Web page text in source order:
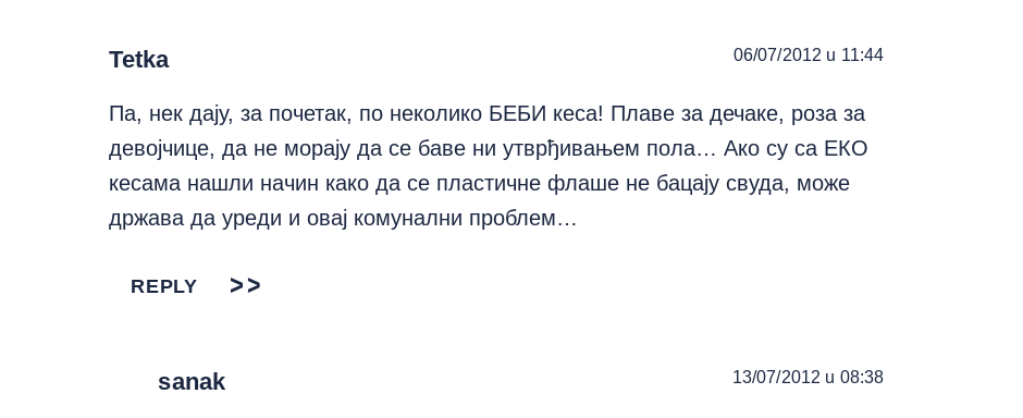
Tetka 06/07/2012 u 11:44
Па, нек дају, за почетак, по неколико БЕБИ кеса! Плаве за дечаке, роза за
девојчице, да не морају да се баве ни утврђивањем пола… Ако су са ЕКО
кесама нашли начин како да се пластичне флаше не бацају свуда, може
држава да уреди и овај комунални проблем…
REPLY
sanak 13/07/2012 u 08:38